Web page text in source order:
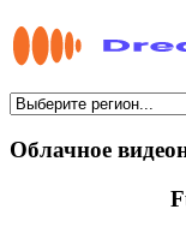
Облачное